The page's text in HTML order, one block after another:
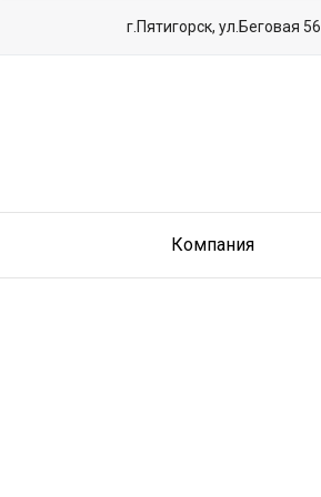
г.Пятигорск, ул.Беговая 56
Компания